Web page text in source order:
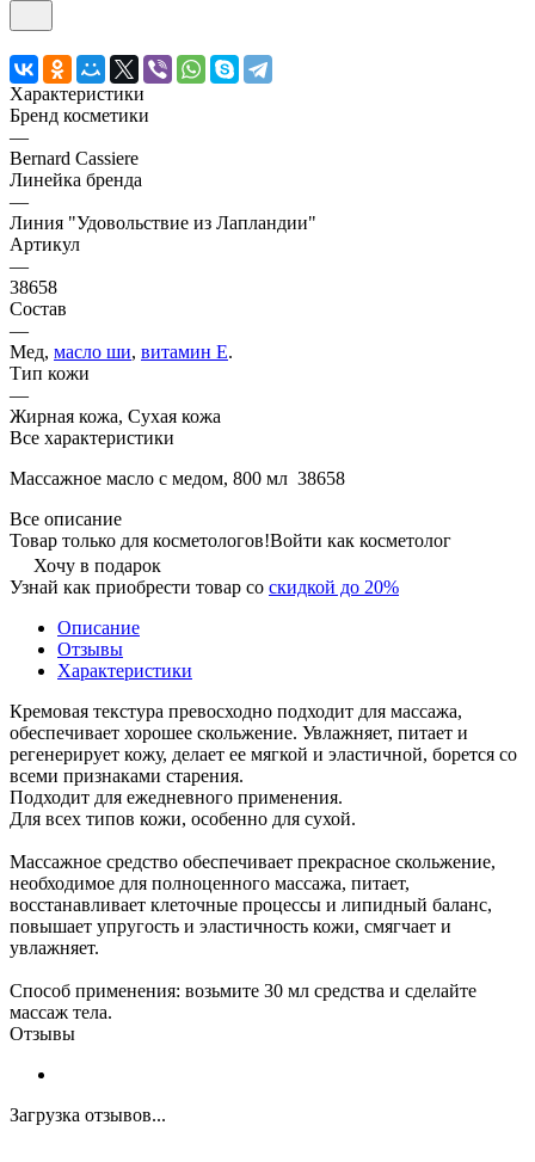
Характеристики
Бренд косметики
—
Bernard Cassiere
Линейка бренда
—
Линия "Удовольствие из Лапландии"
Артикул
—
38658
Состав
—
Мед, масло ши, витамин Е.
Тип кожи
—
Жирная кожа, Сухая кожа
Все характеристики
Массажное масло с медом, 800 мл 38658
Все описание
Товар только для косметологов!Войти как косметолог
Хочу в подарок
Узнай как приобрести товар со скидкой до 20%
Описание
Отзывы
Характеристики
Кремовая текстура превосходно подходит для массажа,
обеспечивает хорошее скольжение. Увлажняет, питает и
регенерирует кожу, делает ее мягкой и эластичной, борется со
всеми признаками старения.
Подходит для ежедневного применения.
Для всех типов кожи, особенно для сухой.
Массажное средство обеспечивает прекрасное скольжение,
необходимое для полноценного массажа, питает,
восстанавливает клеточные процессы и липидный баланс,
повышает упругость и эластичность кожи, смягчает и
увлажняет.
Способ применения: возьмите 30 мл средства и сделайте
массаж тела.
Отзывы
Загрузка отзывов...